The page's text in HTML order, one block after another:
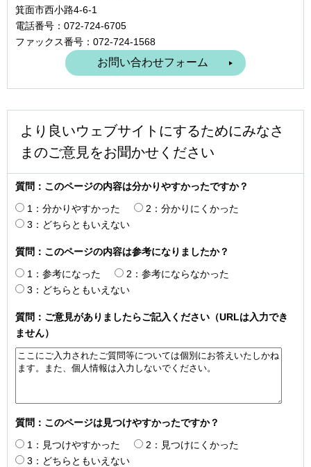
箕面市西小路4‐6‐1
電話番号：072-724-6705
ファックス番号：072-724-1568
より良いウェブサイトにするためにみなさ
まのご意見をお聞かせください
質問：このページの内容は分かりやすかったですか？
1：分かりやすかった
2：分かりにくかった
3：どちらともいえない
質問：このページの内容は参考になりましたか？
1：参考になった
2：参考にならなかった
3：どちらともいえない
質問：ご意見がありましたらご記入ください（URLは入力でき
ません）
質問：このページは見つけやすかったですか？
1：見つけやすかった
2：見つけにくかった
3：どちらともいえない